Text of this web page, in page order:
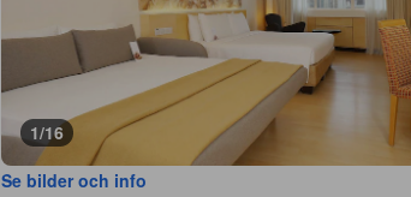
1/16
Se bilder och info